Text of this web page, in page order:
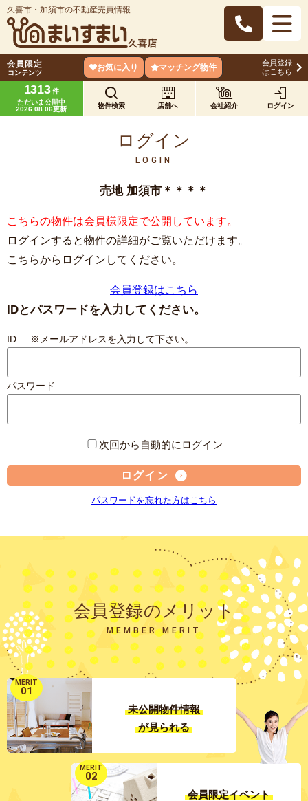
久喜市・加須市の不動産売買情報
久喜店
会員限定
コンテンツ
お気に入り マッチング物件
会員登録
はこちら
1313 件
ただいま公開中
2026.08.06更新
物件検索 店舗へ 会社紹介 ログイン
ログイン
LOGIN
売地 加須市＊＊＊＊
こちらの物件は会員様限定で公開しています。
ログインすると物件の詳細がご覧いただけます。
こちらからログインしてください。
会員登録はこちら
IDとパスワードを入力してください。
ID ※メールアドレスを入力して下さい。
パスワード
次回から自動的にログイン
ログイン
パスワードを忘れた方はこちら
会員登録のメリット
MEMBER MERIT
MERIT
01
未公開物件情報
が見られる
MERIT
02
会員限定イベント